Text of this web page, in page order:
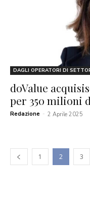
DAGLI OPERATORI DI
doValue
per 350 milioni
Redazione - 2 Aprile 2025
1 2 3